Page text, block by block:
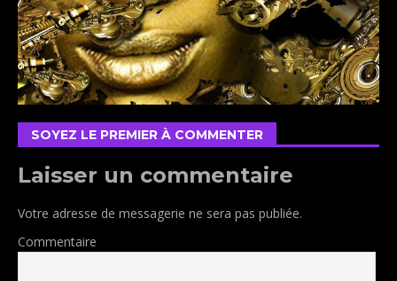
SOYEZ LE PREMIER À COMMENTER
Laisser un commentaire
Votre adresse de messagerie ne sera pas publiée.
Commentaire